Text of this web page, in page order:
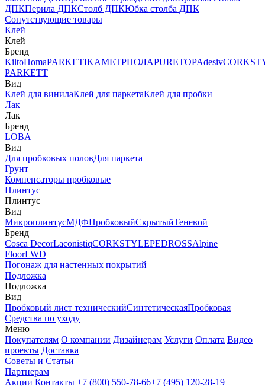
ДПКПерила ДПКСтолб ДПКЮбка столба ДПК
Сопутствующие товары
Клей
Клей
Бренд
KiltoHomaPARKETIKAМЕТРПОЛАPURETOPAdesiv
PARKETT
Вид
Клей для винилаКлей для паркетаКлей для пробки
Лак
Лак
Бренд
LOBA
Вид
Для пробковых половДля паркета
Грунт
Компенсаторы пробковые
Плинтус
Плинтус
Вид
МикроплинтусМДФПробковыйСкрытыйТеневой
Бренд
Cosca DecorLaconistiqCORKSTYLEPEDROSSAlpine
FloorLWD
Погонаж для настенных покрытий
Подложка
Подложка
Вид
Пробковый лист техническийСинтетическаяПробковая
Средства по уходу
Меню
Покупателям О компании Дизайнерам Услуги Оплата Видео
проекты Доставка
Советы и Статьи
Партнерам
Акции Контакты +7 (800) 550-78-66+7 (495) 120-28-19